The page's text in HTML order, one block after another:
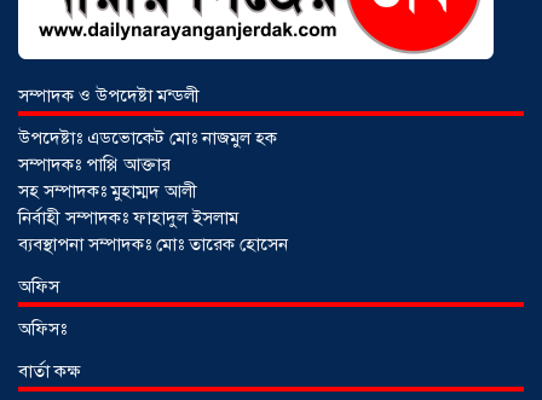
শর্টগান
০৩ আগস্ট ২০২৬
সম্পাদক ও উপদেষ্টা মন্ডলী
উপদেষ্টাঃ এডভোকেট মোঃ নাজমুল হক
সম্পাদকঃ পাপ্পি আক্তার
সহ সম্পাদকঃ মুহাম্মদ আলী
নির্বাহী সম্পাদকঃ ফাহাদুল ইসলাম
ব্যবস্থাপনা সম্পাদকঃ মোঃ তারেক হোসেন
অফিস
অফিসঃ
বার্তা কক্ষ